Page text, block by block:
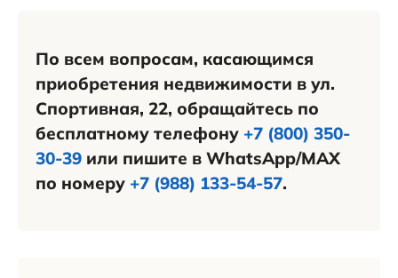
По всем вопросам, касающимся
приобретения недвижимости в ул.
Спортивная, 22, обращайтесь по
бесплатному телефону +7 (800) 350-
30-39 или пишите в WhatsApp/MAX
по номеру +7 (988) 133-54-57.